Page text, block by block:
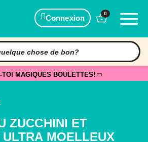
Connexion
0
TOI MAGIQUES BOULETTES!
ZUCCHINI ET
MOELLEUX